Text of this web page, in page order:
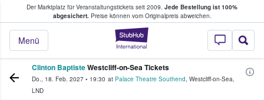
Der Marktplatz für Veranstaltungstickets seit 2009. Jede Bestellung ist 100%
abgesichert.Preise können vom Originalpreis abweichen.
StubHub - Wo
Menü
Tickets kaufen & verkaufen
Clinton BaptisteWestcliff-on-Sea Tickets
Do., 18. Feb. 2027 • 19:30 at Palace Theatre Southend, Westcliff-on-Sea,
LND